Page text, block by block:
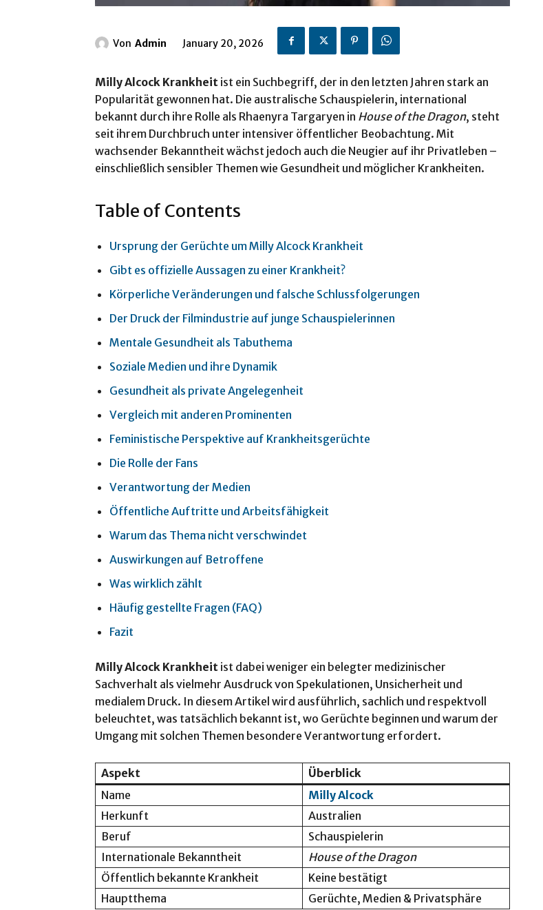
Von Admin January 20, 2026
Milly Alcock Krankheit ist ein Suchbegriff, der in den letzten Jahren stark an
Popularität gewonnen hat. Die australische Schauspielerin, international
bekannt durch ihre Rolle als Rhaenyra Targaryen in House of the Dragon, steht
seit ihrem Durchbruch unter intensiver öffentlicher Beobachtung. Mit
wachsender Bekanntheit wächst jedoch auch die Neugier auf ihr Privatleben –
einschließlich sensibler Themen wie Gesundheit und möglicher Krankheiten.
Table of Contents
Ursprung der Gerüchte um Milly Alcock Krankheit
Gibt es offizielle Aussagen zu einer Krankheit?
Körperliche Veränderungen und falsche Schlussfolgerungen
Der Druck der Filmindustrie auf junge Schauspielerinnen
Mentale Gesundheit als Tabuthema
Soziale Medien und ihre Dynamik
Gesundheit als private Angelegenheit
Vergleich mit anderen Prominenten
Feministische Perspektive auf Krankheitsgerüchte
Die Rolle der Fans
Verantwortung der Medien
Öffentliche Auftritte und Arbeitsfähigkeit
Warum das Thema nicht verschwindet
Auswirkungen auf Betroffene
Was wirklich zählt
Häufig gestellte Fragen (FAQ)
Fazit
Milly Alcock Krankheit ist dabei weniger ein belegter medizinischer
Sachverhalt als vielmehr Ausdruck von Spekulationen, Unsicherheit und
medialem Druck. In diesem Artikel wird ausführlich, sachlich und respektvoll
beleuchtet, was tatsächlich bekannt ist, wo Gerüchte beginnen und warum der
Umgang mit solchen Themen besondere Verantwortung erfordert.
Aspekt
Überblick
Name
Milly Alcock
Herkunft
Australien
Beruf
Schauspielerin
Internationale Bekanntheit
House of the Dragon
Öffentlich bekannte Krankheit
Keine bestätigt
Hauptthema
Gerüchte, Medien & Privatsphäre